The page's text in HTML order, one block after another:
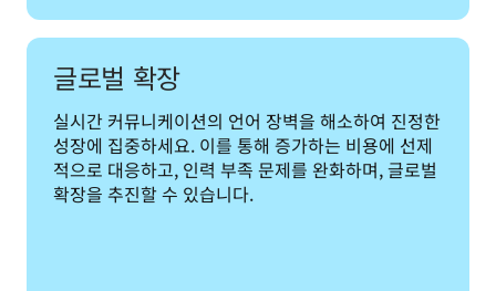
글로벌 확장
실시간 커뮤니케이션의 언어 장벽을 해소하여 진정한
성장에 집중하세요. 이를 통해 증가하는 비용에 선제
적으로 대응하고, 인력 부족 문제를 완화하며, 글로벌
확장을 추진할 수 있습니다.